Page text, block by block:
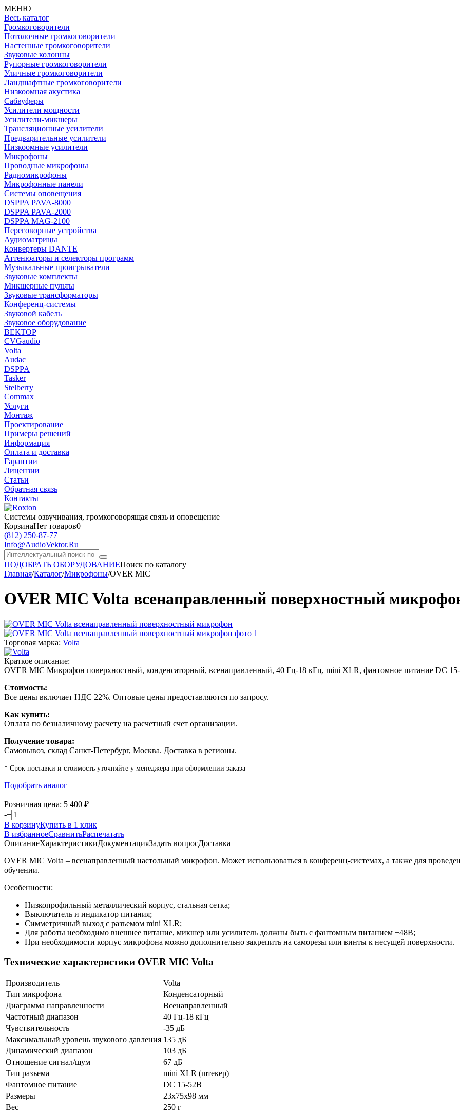
МЕНЮ
Весь каталог
Громкоговорители
Потолочные громкоговорители
Настенные громкоговорители
Звуковые колонны
Рупорные громкоговорители
Уличные громкоговорители
Ландшафтные громкоговорители
Низкоомная акустика
Сабвуферы
Усилители мощности
Усилители-микшеры
Трансляционные усилители
Предварительные усилители
Низкоомные усилители
Микрофоны
Проводные микрофоны
Радиомикрофоны
Микрофонные панели
Системы оповещения
DSPPA PAVA-8000
DSPPA PAVA-2000
DSPPA MAG-2100
Переговорные устройства
Аудиоматрицы
Конвертеры DANTE
Аттенюаторы и селекторы программ
Музыкальные проигрыватели
Звуковые комплекты
Микшерные пульты
Звуковые трансформаторы
Конференц-системы
Звуковой кабель
Звуковое оборудование
ВЕКТОР
CVGaudio
Volta
Audac
DSPPA
Tasker
Stelberry
Commax
Услуги
Монтаж
Проектирование
Примеры решений
Информация
Оплата и доставка
Гарантии
Лицензии
Статьи
Обратная связь
Контакты
Системы озвучивания, громкоговорящая связь и оповещение
КорзинаНет товаров0
(812) 250-87-77
Info@AudioVektor.Ru
ПОДОБРАТЬ ОБОРУДОВАНИЕПоиск по каталогу
Главная/Каталог/Микрофоны/OVER MIC
OVER MIC Volta всенаправленный поверхностный
Торговая марка: Volta
Краткое описание:
OVER MIC Микрофон поверхностный, конденсаторный, всенаправленный, 40 Гц-18 кГц, mini XLR, фантомное питание DC
Стоимость:
Все цены включает НДС 22%. Оптовые цены предоставляются по запросу.
Как купить:
Оплата по безналичному расчету на расчетный счет организации.
Получение товара:
Самовывоз, склад Санкт-Петербург, Москва. Доставка в регионы.
* Срок поставки и стоимость уточняйте у менеджера при оформлении заказа
Подобрать аналог
Розничная цена: 5 400 ₽
-+
В корзинуКупить в 1 клик
В избранноеСравнитьРаспечатать
ОписаниеХарактеристикиДокументацияЗадать вопросДоставка
OVER MIC Volta – всенаправленный настольный микрофон. Может использоваться в конференц-системах, а также для
обучении.
Особенности:
Низкопрофильный металлический корпус, стальная сетка;
Выключатель и индикатор питания;
Симметричный выход с разъемом mini XLR;
Для работы необходимо внешнее питание, микшер или усилитель должны быть с фантомным питанием +48В;
При необходимости корпус микрофона можно дополнительно закрепить на саморезы или винты к несущей поверхности.
Технические характеристики OVER MIC Volta
Производитель
Volta
Тип микрофона
Конденсаторный
Диаграмма направленности
Всенаправленный
Частотный диапазон
40 Гц-18 кГц
Чувствительность
-35 дБ
Максимальный уровень звукового давления 135 дБ
Динамический диапазон
103 дБ
Отношение сигнал/шум
67 дБ
Тип разъема
mini XLR (штекер)
Фантомное питание
DC 15-52В
Размеры
23x75x98 мм
Вес
250 г